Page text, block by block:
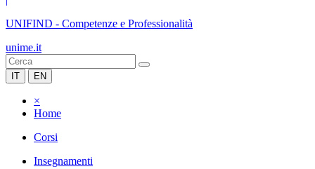
UNIFIND - Competenze e Professionalità
unime.it
IT EN
×
Home
Corsi
Insegnamenti